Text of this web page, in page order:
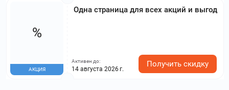
Одна страница для всех акций и выгод
%
АКЦИЯ
Активен до:
14 августа 2026 г.
Получить скидку